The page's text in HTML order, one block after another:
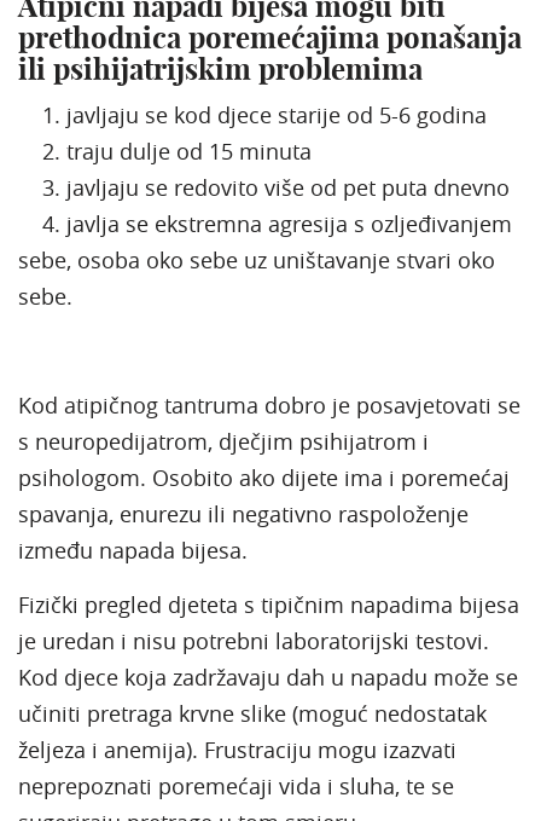
prethodnica poremećajima ponašanja
ili psihijatrijskim problemima
1. javljaju se kod djece starije od 5-6 godina
2. traju dulje od 15 minuta
3. javljaju se redovito više od pet puta dnevno
4. javlja se ekstremna agresija s ozljeđivanjem
sebe, osoba oko sebe uz uništavanje stvari oko
sebe.
Kod atipičnog tantruma dobro je posavjetovati se
s neuropedijatrom, dječjim psihijatrom i
psihologom. Osobito ako dijete ima i poremećaj
spavanja, enurezu ili negativno raspoloženje
između napada bijesa.
Fizički pregled djeteta s tipičnim napadima bijesa
je uredan i nisu potrebni laboratorijski testovi.
Kod djece koja zadržavaju dah u napadu može se
učiniti pretraga krvne slike (moguć nedostatak
željeza i anemija). Frustraciju mogu izazvati
neprepoznati poremećaji vida i sluha, te se